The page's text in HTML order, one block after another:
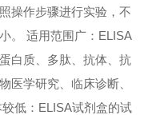
操作步骤进行实验，不
。 适用范围广：ELISA
白质、多肽、抗体、抗
医学研究、临床诊断、
低：ELISA试剂盒的试